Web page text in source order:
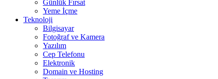
Günlük Fırsat
Yeme İçme
Teknoloji
Bilgisayar
Fotoğraf ve Kamera
Yazılım
Cep Telefonu
Elektronik
Domain ve Hosting